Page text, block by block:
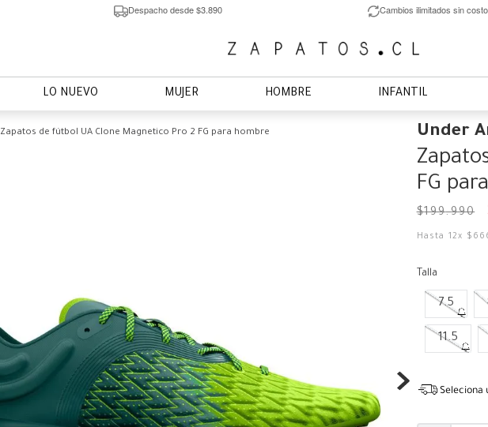
Despacho desde $3.890 Cambios ilimitados sin costo
LO NUEVO MUJER HOMBRE INFANTIL
Zapatos de fútbol UA Clone Magnetico Pro 2 FG para hombre Under
FG
$199.990
Hasta 12x $
Talla
7.5
11.5
Seleciona